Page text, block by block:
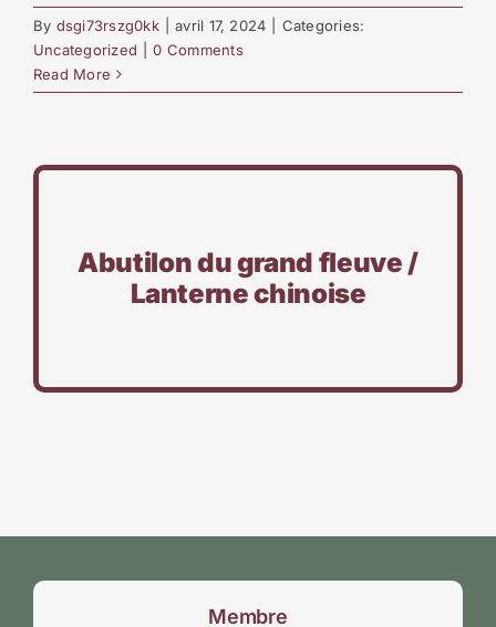
By dsgi73rszg0kk avril 17, 2024
Categories:
Uncategorized
0 Comments
Read More
Abutilon du grand fleuve /
Lanterne chinoise
Membre